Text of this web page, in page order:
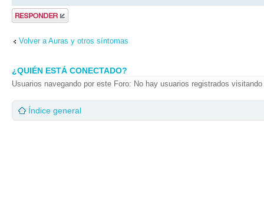
Publicar una
respuesta
Volver a Auras y otros síntomas
¿QUIÉN ESTÁ CONECTADO?
Usuarios navegando por este Foro: No hay usuarios registrados
Índice general